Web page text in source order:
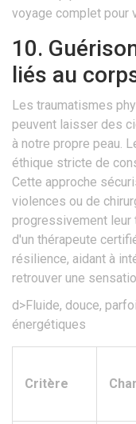
voyage complet pour
10.
liés au
Les traumatismes
peuvent laisser des
à notre propre peau.
éthique stricte de
Cette approche
violences ou de
progressivement leur
d'un thérapeute
résilience, aidant à
retrouver une
d>Fluide, douce,
énergétiques
Critère